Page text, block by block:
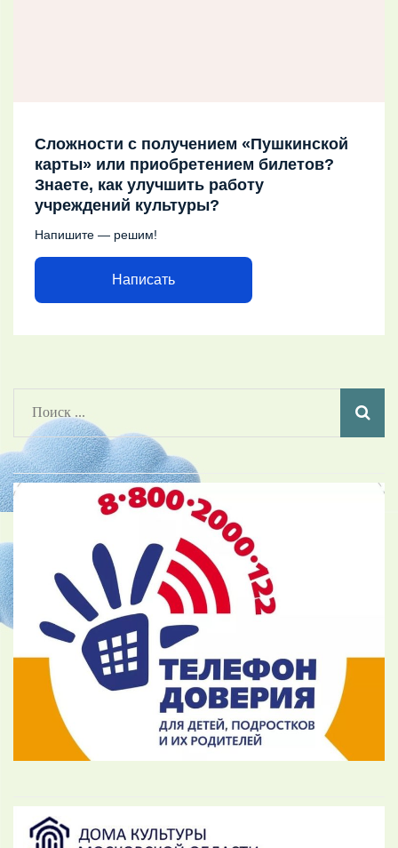
Сложности с получением «Пушкинской
карты» или приобретением билетов?
Знаете, как улучшить работу
учреждений культуры?
Напишите — решим!
Написать